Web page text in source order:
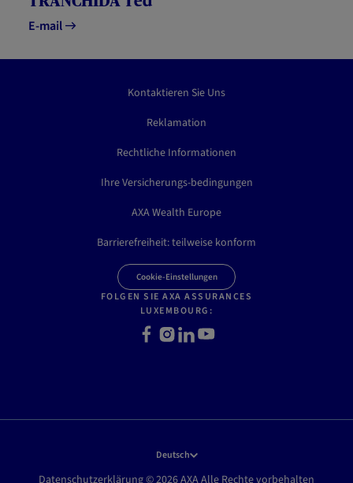
E-mail
Kontaktieren Sie Uns
Reklamation
Rechtliche Informationen
Ihre Versicherungs-bedingungen
AXA Wealth Europe
Barrierefreiheit: teilweise konform
Cookie-Einstellungen
FOLGEN SIE AXA ASSURANCES
LUXEMBOURG:
F
I
L
n
Y
Deutsch